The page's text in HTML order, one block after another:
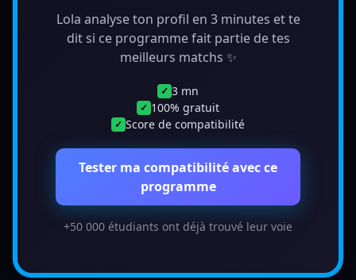
Lola analyse ton profil en 3 minutes et te
dit si ce programme fait partie de tes
meilleurs matchs ✨
✓ 3 mn
✓ 100% gratuit
✓ Score de compatibilité
Tester ma compatibilité avec ce
programme
+50 000 étudiants ont déjà trouvé leur voie